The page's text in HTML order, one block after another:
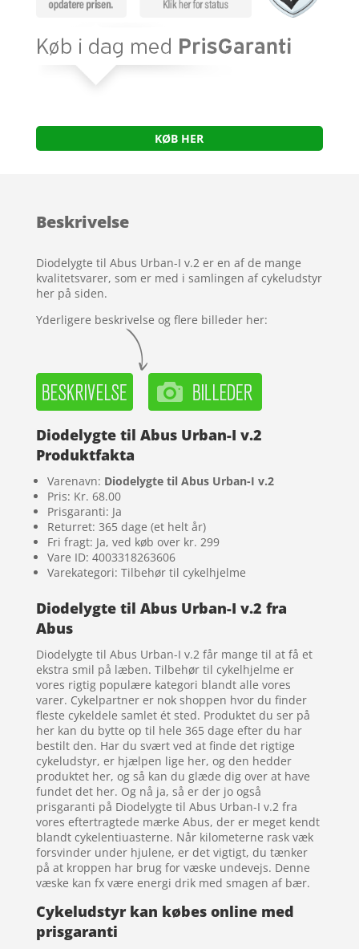
KØB HER
Beskrivelse
Diodelygte til Abus Urban-I v.2 er en af de mange
kvalitetsvarer, som er med i samlingen af cykeludstyr
her på siden.
Yderligere beskrivelse og flere billeder her:
Diodelygte til Abus Urban-I v.2
Produktfakta
Varenavn: Diodelygte til Abus Urban-I v.2
Pris: Kr. 68.00
Prisgaranti: Ja
Returret: 365 dage (et helt år)
Fri fragt: Ja, ved køb over kr. 299
Vare ID: 4003318263606
Varekategori: Tilbehør til cykelhjelme
Diodelygte til Abus Urban-I v.2 fra
Abus
Diodelygte til Abus Urban-I v.2 får mange til at få et
ekstra smil på læben. Tilbehør til cykelhjelme er
vores rigtig populære kategori blandt alle vores
varer. Cykelpartner er nok shoppen hvor du finder
fleste cykeldele samlet ét sted. Produktet du ser på
her kan du bytte op til hele 365 dage efter du har
bestilt den. Har du svært ved at finde det rigtige
cykeludstyr, er hjælpen lige her, og den hedder
produktet her, og så kan du glæde dig over at have
fundet det her. Og nå ja, så er der jo også
prisgaranti på Diodelygte til Abus Urban-I v.2 fra
vores eftertragtede mærke Abus, der er meget kendt
blandt cykelentiuasterne. Når kilometerne rask væk
forsvinder under hjulene, er det vigtigt, du tænker
på at kroppen har brug for væske undevejs. Denne
væske kan fx være energi drik med smagen af bær.
Cykeludstyr kan købes online med
prisgaranti